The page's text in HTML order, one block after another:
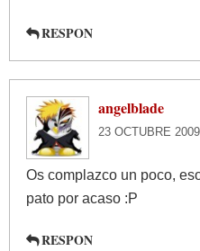
RESPON
angelblade
23 OCTUBRE 2009
Os complazco un poco,
pato por acaso :P
RESPON